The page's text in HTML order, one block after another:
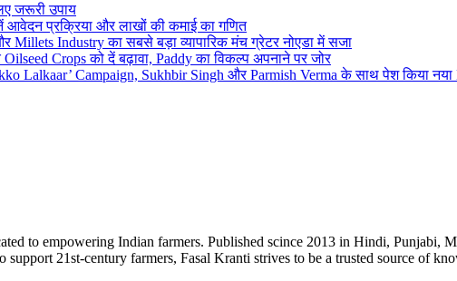
जरूरी उपाय
आवेदन प्रक्रिया और लाखों की कमाई का गणित
Industry का सबसे बड़ा व्यापारिक मंच ग्रेटर नोएडा में सजा
Crops को दें बढ़ावा, Paddy का विकल्प अपनाने पर जोर
Lalkaar’ Campaign, Sukhbir Singh और Parmish Verma के साथ पेश किया
to empowering Indian farmers. Published scince 2013 in Hindi, Punjabi,
support 21st-century farmers, Fasal Kranti strives to be a trusted source of